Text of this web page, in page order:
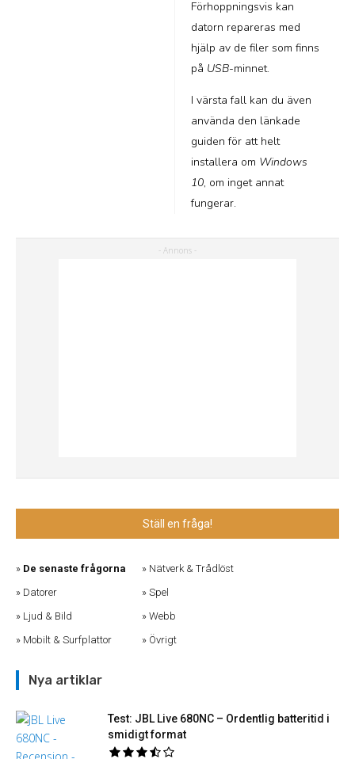
Förhoppningsvis kan
datorn repareras med
hjälp av de filer som finns
på USB-minnet.
I värsta fall kan du även
använda den länkade
guiden för att helt
installera om Windows
10, om inget annat
fungerar.
Ställ en fråga!
De senaste frågorna
Datorer
Ljud & Bild
Mobilt & Surfplattor
Nätverk & Trådlöst
Spel
Webb
Övrigt
Nya artiklar
Test: JBL Live 680NC – Ordentlig batteritid i
smidigt format